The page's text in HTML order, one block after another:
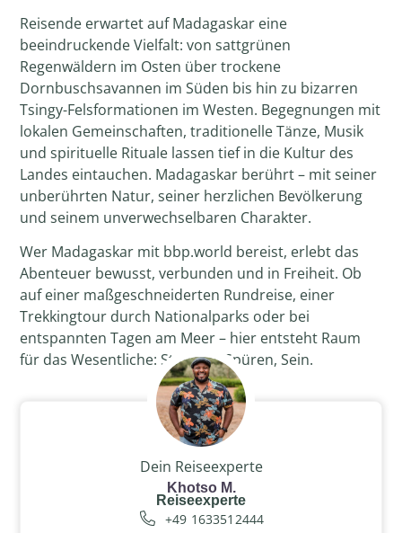
Reisende erwartet auf Madagaskar eine
beeindruckende Vielfalt: von sattgrünen
Regenwäldern im Osten über trockene
Dornbuschsavannen im Süden bis hin zu bizarren
Tsingy-Felsformationen im Westen. Begegnungen mit
lokalen Gemeinschaften, traditionelle Tänze, Musik
und spirituelle Rituale lassen tief in die Kultur des
Landes eintauchen. Madagaskar berührt – mit seiner
unberührten Natur, seiner herzlichen Bevölkerung
und seinem unverwechselbaren Charakter.
Wer Madagaskar mit bbp.world bereist, erlebt das
Abenteuer bewusst, verbunden und in Freiheit. Ob
auf einer maßgeschneiderten Rundreise, einer
Trekkingtour durch Nationalparks oder bei
entspannten Tagen am Meer – hier entsteht Raum
für das Wesentliche: Staunen, Spüren, Sein.
Dein Reiseexperte
Khotso M.
Reiseexperte
+49 1633512444